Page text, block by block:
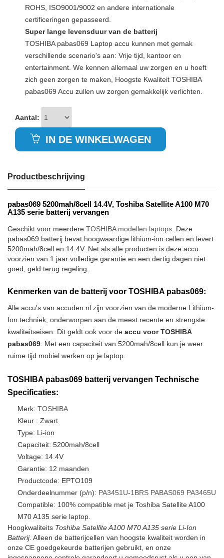
ROHS, ISO9001/9002 en andere internationale
certificeringen gepasseerd.
Super lange levensduur van de batterij
TOSHIBA pabas069 Laptop accu kunnen met gemak
verschillende scenario's aan: Vrije tijd, kantoor en
entertainment. We kennen allemaal uw zorgen en u hoeft
zich geen zorgen te maken, Hoogste Kwaliteit TOSHIBA
pabas069 Accu zullen uw zorgen gemakkelijk verlichten.
Aantal:
IN DE WINKELWAGEN
Productbeschrijving
pabas069 5200mah/8cell 14.4V, Toshiba Satellite A100 M70
A135 serie batterij vervangen
Geschikt voor meerdere TOSHIBA modellen laptops . Deze
pabas069 batterij bevat hoogwaardige lithium-ion cellen en levert
5200mah/8cell en 14.4V. Net als alle producten is deze accu
voorzien van 1 jaar volledige garantie en een dertig dagen niet
goed, geld terug regeling.
Kenmerken van de batterij voor TOSHIBA pabas069:
Alle accu's van accuden.nl zijn voorzien van de moderne Lithium-
Ion techniek, onderworpen aan de meest recente en strengste
kwaliteitseisen. Dit geldt ook voor de accu voor TOSHIBA
pabas069 . Met een capaciteit van 5200mah/8cell kun je weer
ruime tijd mobiel werken op je laptop.
TOSHIBA pabas069 batterij vervangen Technische
Specificaties:
Merk: TOSHIBA
Kleur : Zwart
Type: Li-ion
Capaciteit: 5200mah/8cell
Voltage: 14.4V
Garantie: 12 maanden
Productcode: EPTO109
Onderdeelnummer (p/n): PA3451U-1BRS PABAS069 PA3465U
Compatible: 100% compatible met je Toshiba Satellite A100
M70 A135 serie laptop.
Hoogkwaliteits Toshiba Satellite A100 M70 A135 serie Li-Ion
Batterij. Alleen de batterijcellen van hoogste kwaliteit worden in
onze CE goedgekeurde batterijen gebruikt, en onze